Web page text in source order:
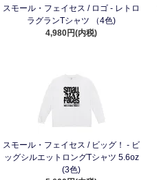
スモール・フェイセス / ロゴ - レトロ
ラグランTシャツ （4色)
4,980円(内税)
スモール・フェイセス / ビッグ！ - ビ
ッグシルエットロングTシャツ 5.6oz
(3色)